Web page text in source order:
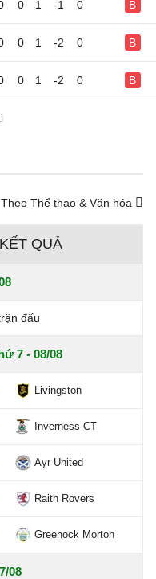
0 1 -1 0 B
0 1 -2 0 B
0 1 -2 0 B
Theo Thể thao & Văn hóa
QUẢ
đấu
7 - 08/08
Livingston
Inverness CT
Ayr United
Raith Rovers
Greenock Morton
08